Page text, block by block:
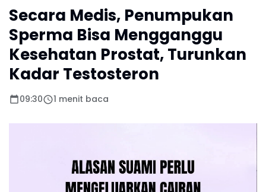
Secara Medis, Penumpukan
Sperma Bisa Mengganggu
Kesehatan Prostat, Turunkan
Kadar Testosteron
09:30 1 menit baca